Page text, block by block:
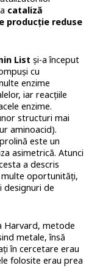
cataliză
producție reduse
List și-a început
cu
enzime
iar reacțiile
enzime.
structuri mai
aminoacid).
este un
asimetrică. Atunci
a descris
oportunități,
designuri de
metode
metale, însă
în cercetare erau
folosite erau prea